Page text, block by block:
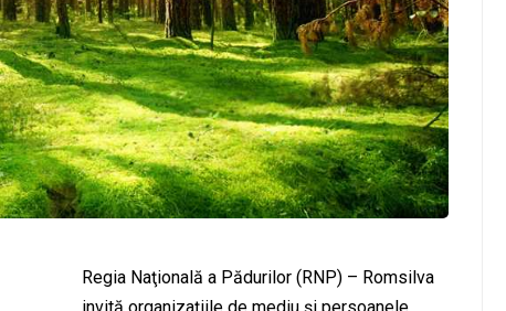
Regia Naţională a Pădurilor (RNP) – Romsilva